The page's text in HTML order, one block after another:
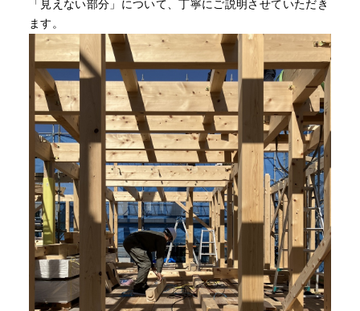
「見えない部分」について、丁寧にご説明させていただき
ます。